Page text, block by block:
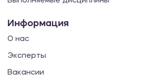
Информация
О нас
Эксперты
Вакансии